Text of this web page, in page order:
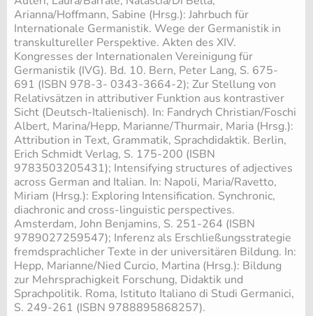
Arianna/Hoffmann, Sabine (Hrsg.): Jahrbuch für
Internationale Germanistik. Wege der Germanistik in
transkultureller Perspektive. Akten des XIV.
Kongresses der Internationalen Vereinigung für
Germanistik (IVG). Bd. 10. Bern, Peter Lang, S. 675-
691 (ISBN 978-3- 0343-3664-2); Zur Stellung von
Relativsätzen in attributiver Funktion aus kontrastiver
Sicht (Deutsch-Italienisch). In: Fandrych Christian/Foschi
Albert, Marina/Hepp, Marianne/Thurmair, Maria (Hrsg.):
Attribution in Text, Grammatik, Sprachdidaktik. Berlin,
Erich Schmidt Verlag, S. 175-200 (ISBN
9783503205431); Intensifying structures of adjectives
across German and Italian. In: Napoli, Maria/Ravetto,
Miriam (Hrsg.): Exploring Intensification. Synchronic,
diachronic and cross-linguistic perspectives.
Amsterdam, John Benjamins, S. 251-264 (ISBN
9789027259547); Inferenz als Erschließungsstrategie
fremdsprachlicher Texte in der universitären Bildung. In:
Hepp, Marianne/Nied Curcio, Martina (Hrsg.): Bildung
zur Mehrsprachigkeit Forschung, Didaktik und
Sprachpolitik. Roma, Istituto Italiano di Studi Germanici,
S. 249-261 (ISBN 9788895868257).